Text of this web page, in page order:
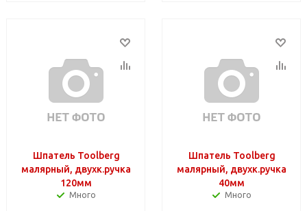
Шпатель Toolberg
малярный, двухк.ручка
120мм
Много
Шпатель Toolberg
малярный, двухк.ручка
40мм
Много